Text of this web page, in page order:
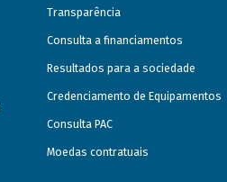
Transparência
Consulta a financiamentos
Resultados para a sociedade
Credenciamento de Equipamentos
Consulta PAC
Moedas contratuais